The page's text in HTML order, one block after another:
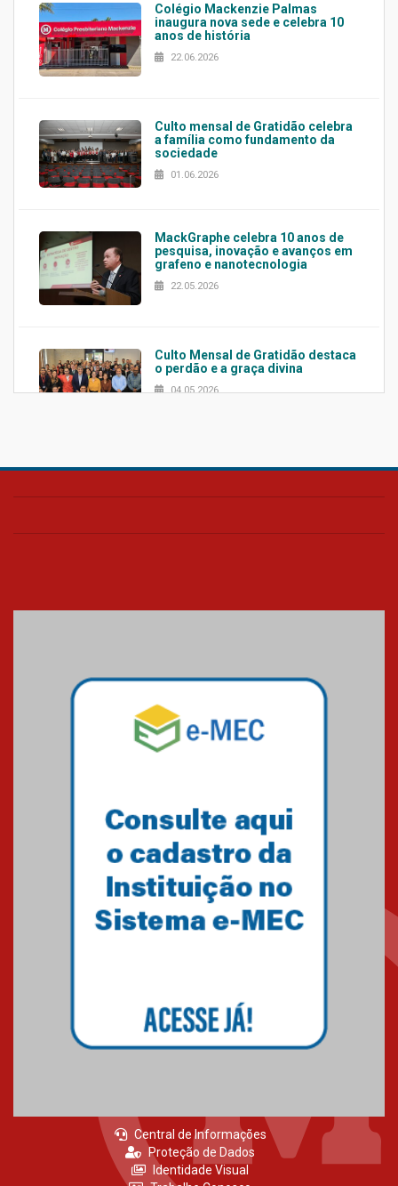
Colégio Mackenzie Palmas
inaugura nova sede e celebra 10
anos de história
22.06.2026
Culto mensal de Gratidão celebra
a família como fundamento da
sociedade
01.06.2026
MackGraphe celebra 10 anos de
pesquisa, inovação e avanços em
grafeno e nanotecnologia
22.05.2026
Culto Mensal de Gratidão destaca
o perdão e a graça divina
04.05.2026
Confira como foi o culto mensal
Mackenzie mobiliza campanha
solidária para apoiar famílias em
Minas Gerais
Primeiro culto do ano ressalta o
27.02.2026
Central de Informações
Proteção de Dados
Identidade Visual